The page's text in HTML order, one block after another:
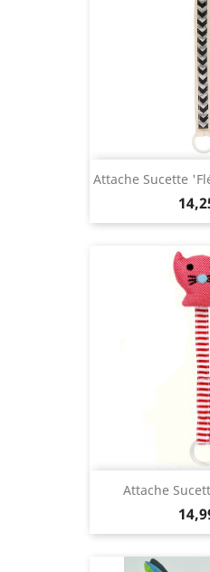
Attache Sucette
Attache